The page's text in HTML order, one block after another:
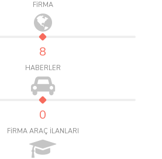
FİRMA
8
HABERLER
0
FİRMA ARAÇ İLANLARI